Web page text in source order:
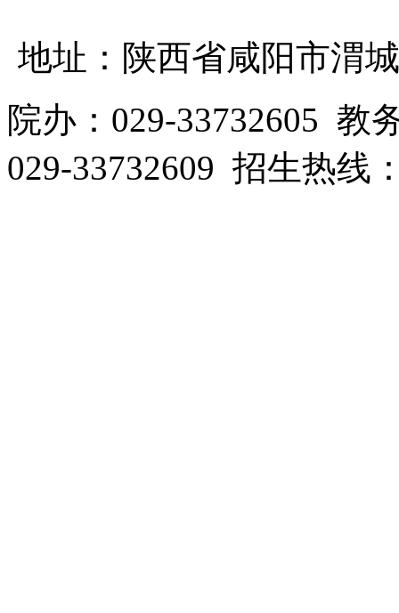
地址：陕西省咸阳市渭
院办：029-33732605 教
029-33732609 招生热线